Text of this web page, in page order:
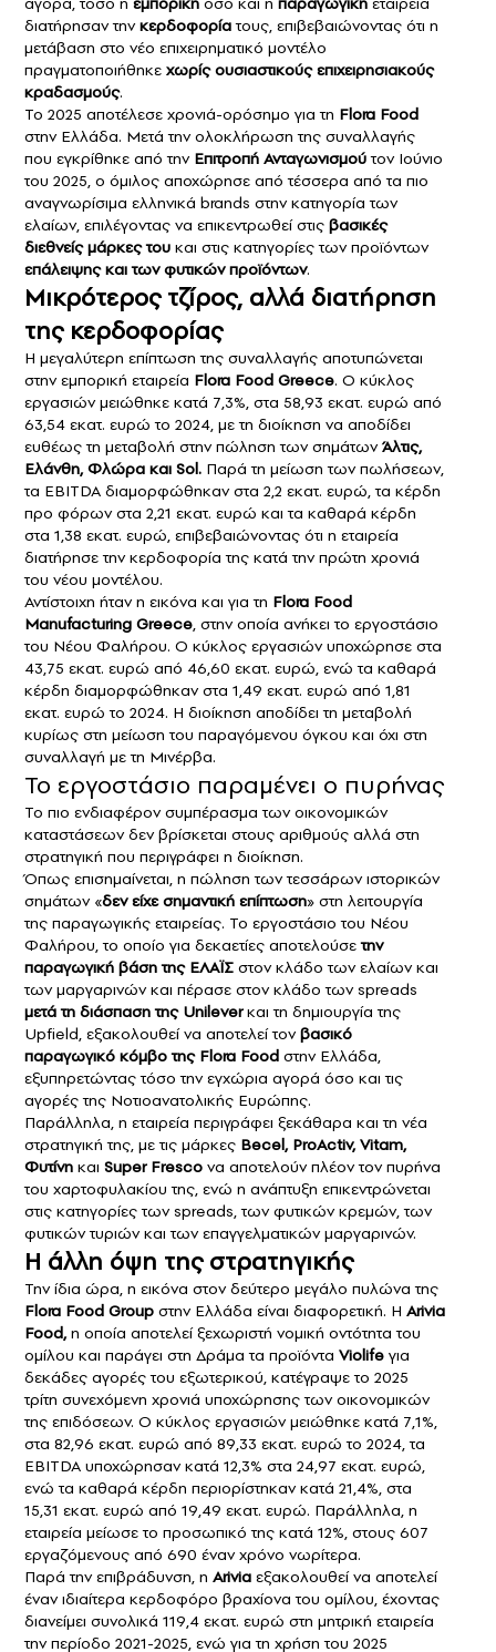
διατήρησαν τηνκερδοφορίατους, επιβεβαιώνοντας ότι η
μετάβαση στο νέο επιχειρηματικό μοντέλο
πραγματοποιήθηκε χωρίς ουσιαστικούς επιχειρησιακούς
κραδασμούς.
Το 2025 αποτέλεσε χρονιά-ορόσημο για τη Flora Food
στην Ελλάδα. Μετά την ολοκλήρωση της συναλλαγής
που εγκρίθηκε από την Επιτροπή Ανταγωνισμού τον Ιούνιο
του 2025, ο όμιλος αποχώρησε από τέσσερα από τα πιο
αναγνωρίσιμα ελληνικά brands στην κατηγορία των
ελαίων, επιλέγοντας να επικεντρωθεί στις βασικές
διεθνείς μάρκες του και στις κατηγορίες των προϊόντων
επάλειψης και των φυτικών προϊόντων.
Μικρότερος τζίρος, αλλά διατήρηση
της κερδοφορίας
Η μεγαλύτερη επίπτωση της συναλλαγής αποτυπώνεται
στην εμπορική εταιρεία Flora Food Greece. Ο κύκλος
εργασιών μειώθηκε κατά 7,3%, στα 58,93 εκατ. ευρώ από
63,54 εκατ. ευρώ το 2024, με τη διοίκηση να αποδίδει
ευθέως τη μεταβολή στην πώληση των σημάτωνΆλτις,
Ελάνθη, Φλώρα και Sol. Παρά τη μείωση των πωλήσεων,
τα EBITDA διαμορφώθηκαν στα 2,2 εκατ. ευρώ, τα κέρδη
προ φόρων στα 2,21 εκατ. ευρώ και τα καθαρά κέρδη
στα 1,38 εκατ. ευρώ, επιβεβαιώνοντας ότι η εταιρεία
διατήρησε την κερδοφορία της κατά την πρώτη χρονιά
του νέου μοντέλου.
Αντίστοιχη ήταν η εικόνα και για τη Flora Food
Manufacturing Greece, στην οποία ανήκει το εργοστάσιο
του Νέου Φαλήρου. Ο κύκλος εργασιών υποχώρησε στα
43,75 εκατ. ευρώ από 46,60 εκατ. ευρώ, ενώ τα καθαρά
κέρδη διαμορφώθηκαν στα 1,49 εκατ. ευρώ από 1,81
εκατ. ευρώ το 2024. Η διοίκηση αποδίδει τη μεταβολή
κυρίως στη μείωση του παραγόμενου όγκου και όχι στη
συναλλαγή με τη Μινέρβα.
Το εργοστάσιο παραμένει ο πυρήνας
Το πιο ενδιαφέρον συμπέρασμα των οικονομικών
καταστάσεων δεν βρίσκεται στους αριθμούς αλλά στη
στρατηγική που περιγράφει η διοίκηση.
Όπως επισημαίνεται, η πώληση των τεσσάρων ιστορικών
σημάτων «δεν είχε σημαντική επίπτωση» στη λειτουργία
της παραγωγικής εταιρείας. Το εργοστάσιο του Νέου
Φαλήρου, το οποίο για δεκαετίες αποτελούσετην
παραγωγική βάση της ΕΛΑΪΣ στον κλάδο των ελαίων και
των μαργαρινών και πέρασε στον κλάδο των spreads
μετά τη διάσπαση της Unileverκαι τη δημιουργία της
Upfield, εξακολουθεί να αποτελεί τονβασικό
παραγωγικό κόμβο της Flora Food στην Ελλάδα,
εξυπηρετώντας τόσο την εγχώρια αγορά όσο και τις
αγορές της Νοτιοανατολικής Ευρώπης.
Παράλληλα, η εταιρεία περιγράφει ξεκάθαρα και τη νέα
στρατηγική της, με τις μάρκες Becel, ProActiv, Vitam,
Φυτίνη και Super Fresco να αποτελούν πλέον τον πυρήνα
του χαρτοφυλακίου της, ενώ η ανάπτυξη επικεντρώνεται
στις κατηγορίες των spreads, των φυτικών κρεμών, των
φυτικών τυριών και των επαγγελματικών μαργαρινών.
Η άλλη όψη της στρατηγικής
Την ίδια ώρα, η εικόνα στον δεύτερο μεγάλο πυλώνα της
Flora Food Group στην Ελλάδα είναι διαφορετική. Η Arivia
Food,η οποία αποτελεί ξεχωριστή νομική οντότητα του
ομίλου και παράγει στη Δράμα τα προϊόντα Violife για
δεκάδες αγορές του εξωτερικού, κατέγραψε το 2025
τρίτη συνεχόμενη χρονιά υποχώρησης των οικονομικών
της επιδόσεων. Ο κύκλος εργασιών μειώθηκε κατά 7,1%,
στα 82,96 εκατ. ευρώ από 89,33 εκατ. ευρώ το 2024, τα
EBITDA υποχώρησαν κατά 12,3% στα 24,97 εκατ. ευρώ,
ενώ τα καθαρά κέρδη περιορίστηκαν κατά 21,4%, στα
15,31 εκατ. ευρώ από 19,49 εκατ. ευρώ. Παράλληλα, η
εταιρεία μείωσε το προσωπικό της κατά 12%, στους 607
εργαζόμενους από 690 έναν χρόνο νωρίτερα.
Παρά την επιβράδυνση, η Arivia εξακολουθεί να αποτελεί
έναν ιδιαίτερα κερδοφόρο βραχίονα του ομίλου, έχοντας
διανείμει συνολικά 119,4 εκατ. ευρώ στη μητρική εταιρεία
την περίοδο 2021-2025, ενώ για τη χρήση του 2025